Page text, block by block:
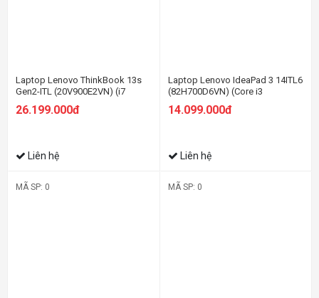
Laptop Lenovo ThinkBook 13s
Gen2-ITL (20V900E2VN) (i7
1165G7/8GB RAM/512GB
SSD/13.3 FHD/Non OS/Xám)
26.199.000đ
Liên hệ
Laptop Lenovo IdeaPad 3 14ITL6
(82H700D6VN) (Core i3
1115G4/8GB RAM/512GB
SSD/14 FHD/Win10/Xanh)
14.099.000đ
Liên hệ
MÃ SP: 0 MÃ SP: 0